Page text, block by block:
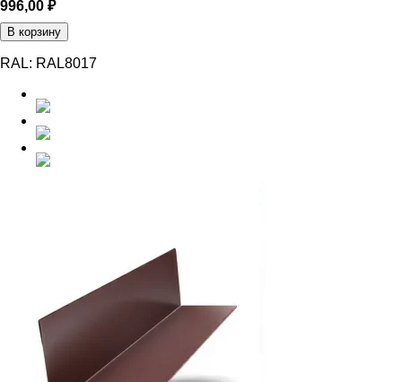
996,00 ₽
В корзину
RAL: RAL8017